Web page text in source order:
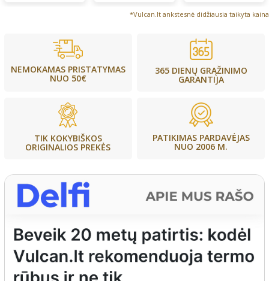
*Vulcan.lt ankstesnė didžiausia taikyta kaina
NEMOKAMAS PRISTATYMAS
NUO 50€
365 DIENŲ GRĄŽINIMO
GARANTIJA
TIK KOKYBIŠKOS
ORIGINALIOS PREKĖS
PATIKIMAS PARDAVĖJAS
NUO 2006 M.